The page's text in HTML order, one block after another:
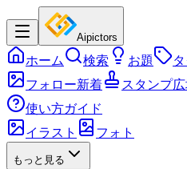
Aipictors
ホーム 検索 お題
フォロー新着
スタンプ
使い方ガイド
イラスト
フォト
もっと見る